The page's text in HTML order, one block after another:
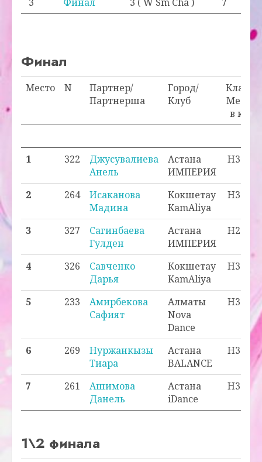
Финал
Место N
Партнер/
Партнерша
Город/
Клуб
Класс/
Место
в кл.
1 322
Джусувалиева
Анель
Астана
ИМПЕРИЯ
H3 - 1
2 264
Исаканова
Мадина
Кокшетау
KamAliya
H3 - 2
3 327
Сагинбаева
Гулден
Астана
ИМПЕРИЯ
H2 - 1
4 326
Савченко
Дарья
Кокшетау
KamAliya
H3 - 4
5 233
Амирбекова
Сафият
Алматы
Nova
Dance
H3 - 5
6 269
Нуржанкызы
Тиара
Астана
BALANCE
H3 - 6
7 261
Ашимова
Данель
Астана
iDance
H3 - 7
1\2 финала